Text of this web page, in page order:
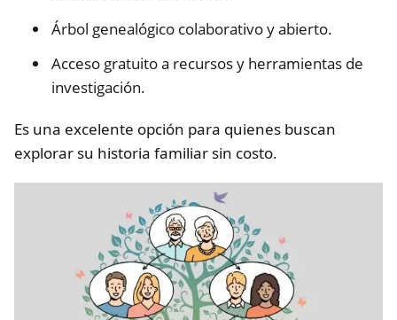
Árbol genealógico colaborativo y abierto.
Acceso gratuito a recursos y herramientas de
investigación.
Es una excelente opción para quienes buscan
explorar su historia familiar sin costo.